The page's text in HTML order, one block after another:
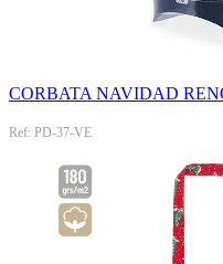
CORBATA NAVIDAD
Ref: PD-37-VE